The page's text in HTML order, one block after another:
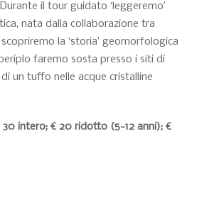
il tour guidato ‘leggeremo’
nata dalla collaborazione tra
la ‘storia’ geomorfologica
faremo sosta presso i siti di
un tuffo nelle acque cristalline
intero; € 20 ridotto (5-12 anni); €